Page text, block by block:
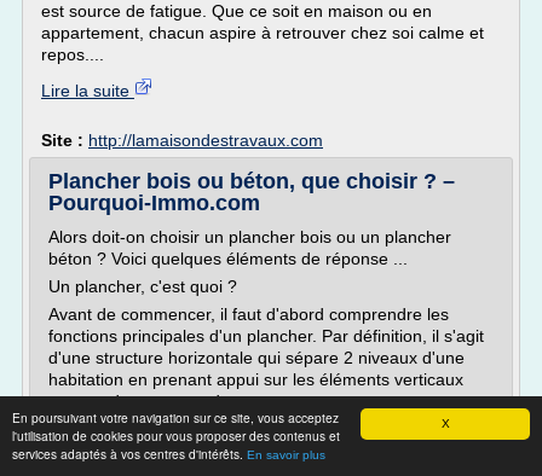
X
En poursuivant votre navigation sur ce site, vous acceptez
l'utilisation de cookies pour vous proposer des contenus et
services adaptés à vos centres d'intérêts. En savoir plus
est source de fatigue. Que ce soit en maison ou en
appartement, chacun aspire à retrouver chez soi calme et
repos....
Lire la suite
Site : http://lamaisondestravaux.com
Plancher bois ou béton, que choisir ? –
Pourquoi-Immo.com
Alors doit-on choisir un plancher bois ou un plancher
béton ? Voici quelques éléments de réponse ...
Un plancher, c'est quoi ?
Avant de commencer, il faut d'abord comprendre les
fonctions principales d'un plancher. Par définition, il s'agit
d'une structure horizontale qui sépare 2 niveaux d'une
habitation en prenant appui sur les éléments verticaux
comme des murs ou des poutres.
En...
Lire la suite